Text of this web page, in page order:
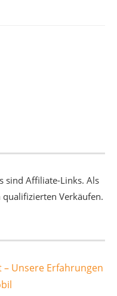
sind Affiliate-Links. Als
Verkäufen.
– Unsere Erfahrungen